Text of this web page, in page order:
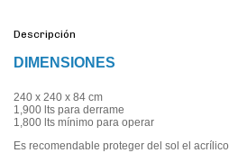
Descripción
DIMENSIONES
240 x 240 x 84 cm
1,900 lts para derrame
1,800 lts mínimo para operar
Es recomendable proteger del sol el acrílico.